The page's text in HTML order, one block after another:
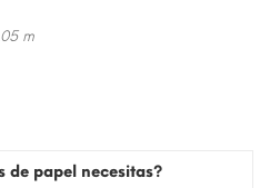
m
de papel necesitas?